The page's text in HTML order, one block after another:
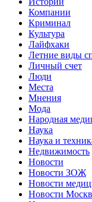
Компании
Криминал
Культура
Лайфхаки
Летние виды
Личный счет
Люди
Места
Мнения
Мода
Народная
Наука
Наука и
Недвижимость
Новости
Новости ЗОЖ
Новости
Новости